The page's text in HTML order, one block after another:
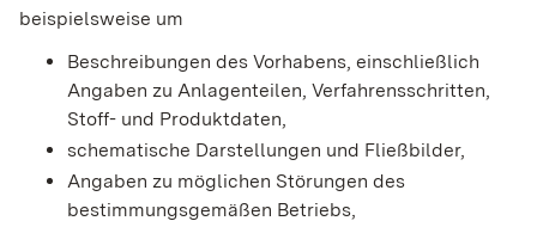
beispielsweise um
Beschreibungen des Vorhabens, einschließlich
Angaben zu Anlagenteilen, Verfahrensschritten,
Stoff- und Produktdaten,
schematische Darstellungen und Fließbilder,
Angaben zu möglichen Störungen des
bestimmungsgemäßen Betriebs,